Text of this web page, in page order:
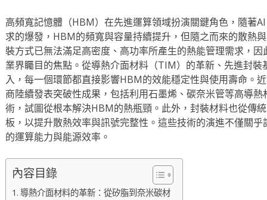
高頻寬記憶體（HBM）在先進運算領域扮演關鍵角色，隨著
求的爆發，HBM的頻寬與容量持續提升，但隨之而來的散熱
裝方式已無法滿足高密度、高功率所產生的熱能管理需求，
業界矚目的焦點。從導熱介面材料（TIM）的革新、先進封
入，每一個環節都直接影響HBM的效能穩定性與使用壽命。
商陸續發表突破性成果，包括利用石墨烯、碳奈米管等高導
術，試圖從根本解決HBM的熱瓶頸。此外，封裝材料也從傳
板，以提升散熱效率與訊號完整性。這些技術的演進不僅關
的運算能力與能源效率。
內容目錄
導熱介面材料的革新：從矽脂到奈米碳材